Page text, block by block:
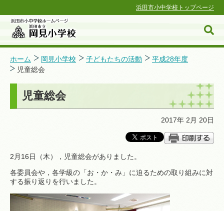
浜田市小中学校トップページ
浜田市小中学校ホームページ
ホーム 岡見小学校 子どもたちの活動
平成28年度
児童総会
児童総会
2017年 2月 20日
2月16日（木），児童総会がありました。
各委員会や，各学級の「お・か・み」に迫るための取り組みに対
する振り返りを行いました。